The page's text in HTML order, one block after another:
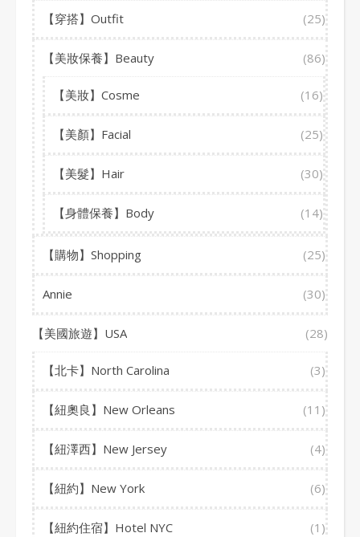
【穿搭】Outfit (25)
【美妝保養】Beauty (86)
【美妝】Cosme (16)
【美顏】Facial (25)
【美髮】Hair (30)
【身體保養】Body (14)
【購物】Shopping (25)
Annie (30)
【美國旅遊】USA (28)
【北卡】North Carolina (3)
【紐奧良】New Orleans (11)
【紐澤西】New Jersey (4)
【紐約】New York (6)
【紐約住宿】Hotel NYC (1)